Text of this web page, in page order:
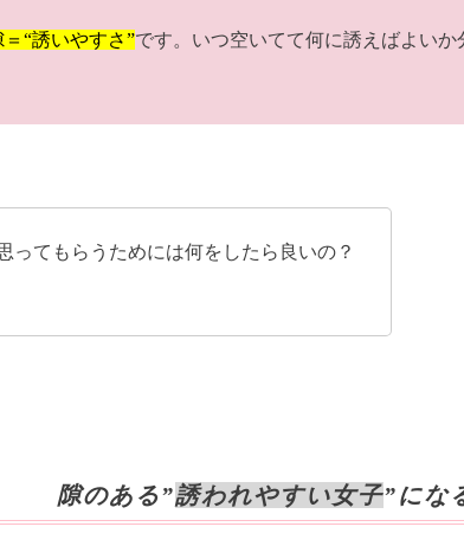
“誘いやすさ”です。いつ空いてて何に誘えばよいか
ってもらうためには何をしたら良いの？
隙のある”誘われやすい女子”にな